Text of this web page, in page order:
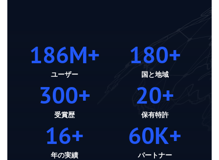
186M+
ユーザー
180+
国と地域
300+
受賞歴
20+
保有特許
16+
年の実績
60K+
パートナー